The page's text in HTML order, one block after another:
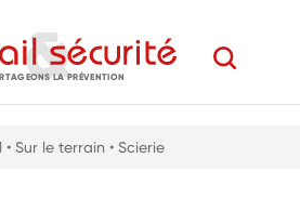
LA PRÉVENTION
• Sur le terrain • Scierie